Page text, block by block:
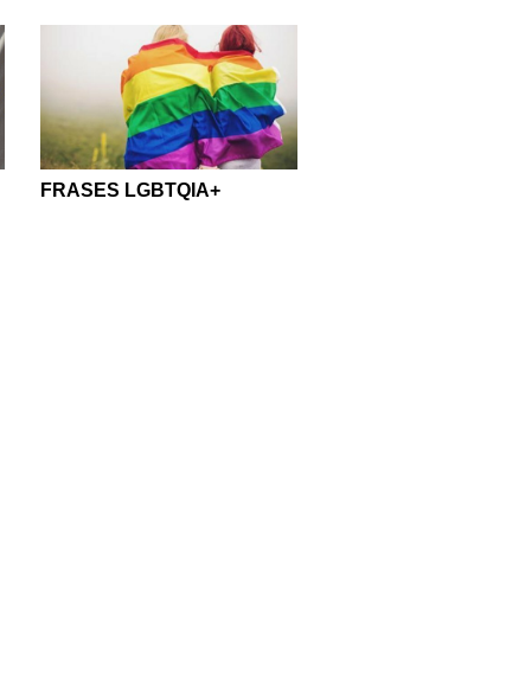
FRASES LGBTQIA+